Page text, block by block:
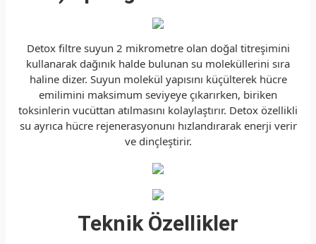
Detox filtre suyun 2 mikrometre olan doğal titreşimini
kullanarak dağınık halde bulunan su moleküllerini sıra
haline dizer. Suyun molekül yapısını küçülterek hücre
emilimini maksimum seviyeye çıkarırken, biriken
toksinlerin vucüttan atılmasını kolaylaştırır. Detox özellikli
su ayrıca hücre rejenerasyonunı hızlandırarak enerji verir
ve dinçleştirir.
Teknik Özellikler